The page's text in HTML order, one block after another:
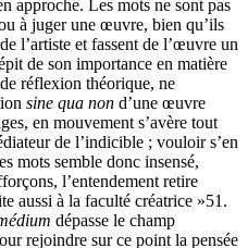
approche. Les mots ne sont pas
à juger une œuvre, bien qu’ils
l’artiste et fassent de l’œuvre un
de son importance en matière
réflexion théorique, ne
sine qua non d’une œuvre
en mouvement s’avère tout
de l’indicible ; vouloir s’en
mots semble donc insensé,
l’entendement retire
aussi à la faculté créatrice »51.
dépasse le champ
rejoindre sur ce point la pensée